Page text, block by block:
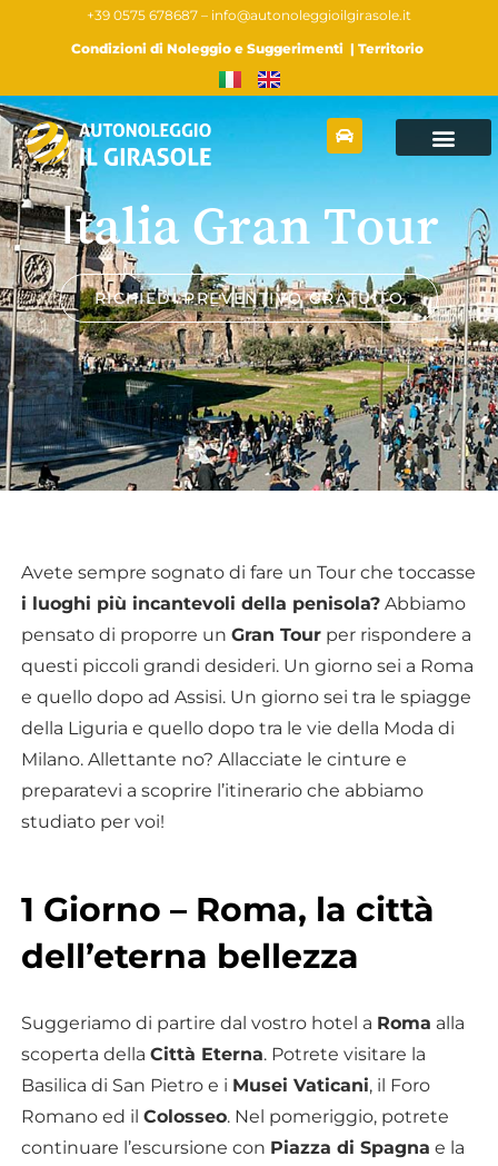
+39 0575 678687 – info@autonoleggioilgirasole.it
Condizioni di Noleggio e Suggerimenti | Territorio
Italia Gran Tour
RICHIEDI PREVENTIVO GRATUITO
Avete sempre sognato di fare un Tour che toccasse
i luoghi più incantevoli della penisola?Abbiamo
pensato di proporre un Gran Tourper rispondere a
questi piccoli grandi desideri. Un giorno sei a Roma
e quello dopo ad Assisi. Un giorno sei tra le spiagge
della Liguria e quello dopo tra le vie della Moda di
Milano. Allettante no? Allacciate le cinture e
preparatevi a scoprire l’itinerario che abbiamo
studiato per voi!
1 Giorno – Roma, la città
dell’eterna bellezza
Suggeriamo di partire dal vostro hotel a Roma alla
scoperta della Città Eterna. Potrete visitare la
Basilica di San Pietro e i Musei Vaticani, il Foro
Romano ed il Colosseo. Nel pomeriggio, potrete
continuare l’escursione con Piazza di Spagna e la